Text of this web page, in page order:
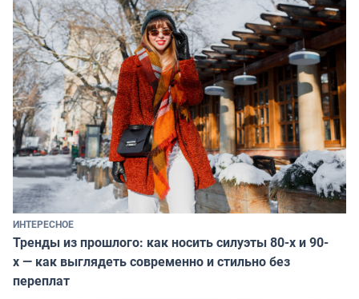
ИНТЕРЕСНОЕ
Тренды из прошлого: как носить силуэты 80-х и 90-
х — как выглядеть современно и стильно без
переплат